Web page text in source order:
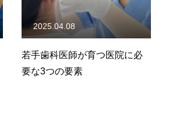
若手歯科医師が育つ医院に必
要な3つの要素
2025.04.08